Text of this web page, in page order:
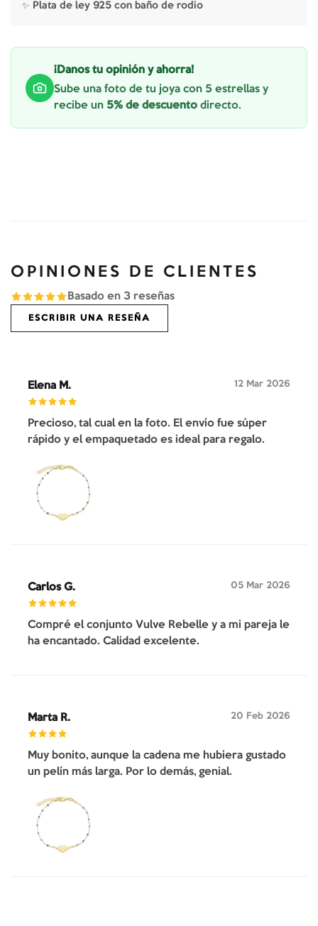
✨ Plata de ley 925 con baño de rodio
¡Danos tu opinión y ahorra!
Sube una foto de tu joya con 5 estrellas y
recibe un 5% de descuento directo.
OPINIONES DE CLIENTES
Basado en 3 reseñas
ESCRIBIR UNA RESEÑA
Elena M. 12 Mar 2026
Precioso, tal cual en la foto. El envío fue súper
rápido y el empaquetado es ideal para regalo.
Carlos G. 05 Mar 2026
Compré el conjunto Vulve Rebelle y a mi pareja le
ha encantado. Calidad excelente.
Marta R. 20 Feb 2026
Muy bonito, aunque la cadena me hubiera gustado
un pelín más larga. Por lo demás, genial.